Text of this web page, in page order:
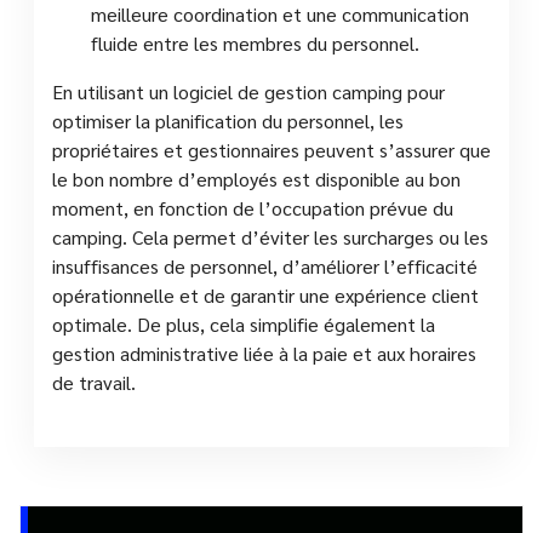
meilleure coordination et une communication
fluide entre les membres du personnel.
En utilisant un logiciel de gestion camping pour
optimiser la planification du personnel, les
propriétaires et gestionnaires peuvent s’assurer que
le bon nombre d’employés est disponible au bon
moment, en fonction de l’occupation prévue du
camping. Cela permet d’éviter les surcharges ou les
insuffisances de personnel, d’améliorer l’efficacité
opérationnelle et de garantir une expérience client
optimale. De plus, cela simplifie également la
gestion administrative liée à la paie et aux horaires
de travail.